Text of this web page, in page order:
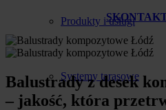
Produkty i usługi
Systemy tarasowe
Balustrady z desek
– jakość, która